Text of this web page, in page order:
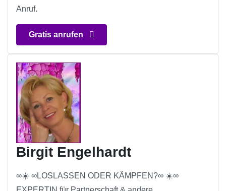
Anruf.
Gratis anrufen
Birgit Engelhardt
∞☀️ ∞LOSLASSEN ODER KÄMPFEN?∞ ☀️∞